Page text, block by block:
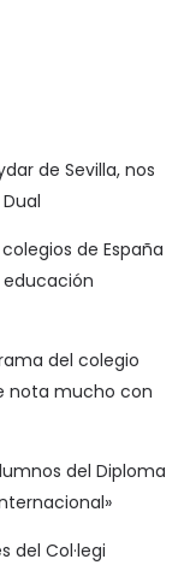
de Sevilla, nos
de España
educación
del colegio
nota mucho con
del Diploma
del Col·legi